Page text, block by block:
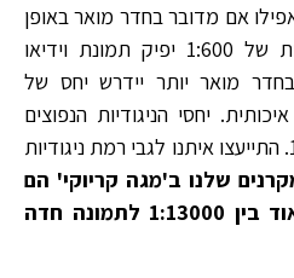
אם מדובר בחדר מואר באופן
חלקי. מקרן עם יחס ניגודיות של 1:600 יפיק תמונת וידיאו
מואר יותר יידרש יחס של
איכותית. יחסי הניגודיות הנפוצים
בשוק הם בין 1:500 ל-1:2000. התייעצו איתנו לגבי רמת ניגודיות
שלנו ב'מגה קריוקי' הם
ברמת ניגודיות גבוהה מאוד בין 1:13000 לתמונה חדה